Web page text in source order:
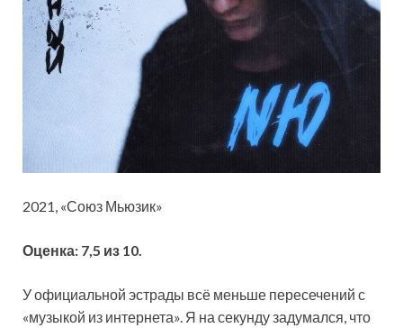
2021, «Союз Мьюзик»
Оценка: 7,5 из 10.
У официальной эстрады всё меньше пересечений с
«музыкой из интернета». Я на секунду задумался, что